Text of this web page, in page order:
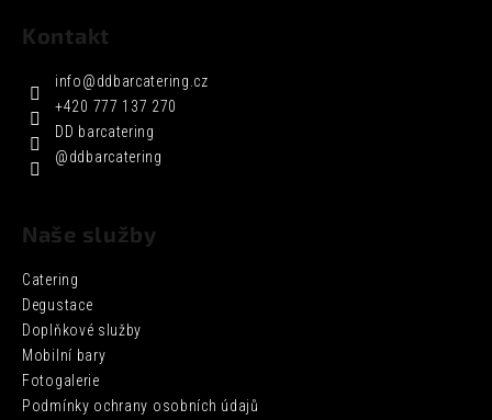
Kontakt
info@ddbarcatering.cz
+420 777 137 270
DD barcatering
@ddbarcatering
Naše služby
Catering
Degustace
Doplňkové služby
Mobilní bary
Fotogalerie
Podmínky ochrany osobních údajů